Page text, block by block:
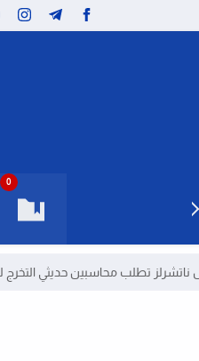
0
محاسبين حديثي التخرج للعمل بمصر